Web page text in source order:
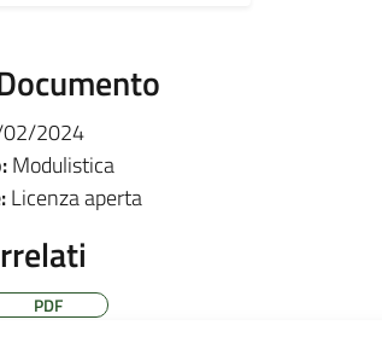
2024
Modulistica
Licenza aperta
PDF